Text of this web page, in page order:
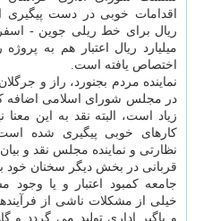
اقدامات خوبی در دست پیگیری
میلیارد ریال اعتبار هم به
اختصاص یافته است.
نماینده مردم بجنورد، راز و
در مجلس شورای اسلامی اضافه
زیاد است، البته نقد به این
كارهای خوبی پیگیری شده
نظارتی و نماینده مجلس نقد و
قربانی در بخش دیگر سخنان خود
جامعه كمبود اعتبار و یا
خیلی از مشكلات ناشی از
و پاگیر اداری تولید می گردد و